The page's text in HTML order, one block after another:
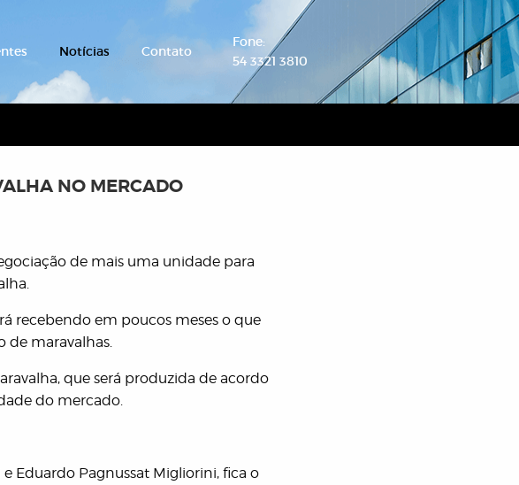
Notícias Contato
Fone:
54 3321 3810
NO MERCADO
de mais uma unidade para
recebendo em poucos meses o que
de maravalhas.
que será produzida de acordo
do mercado.
Eduardo Pagnussat Migliorini, fica o